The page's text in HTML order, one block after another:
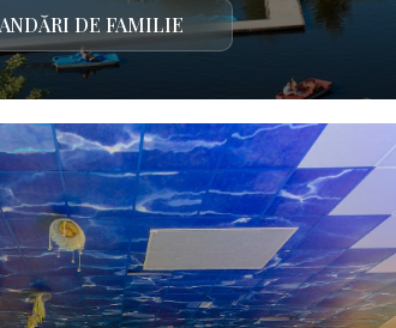
DE FAMILIE